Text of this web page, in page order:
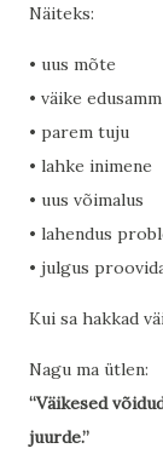
Näiteks:
• uus mõte
• väike edusamm
• parem tuju
• lahke inimene
• uus võimalus
• lahendus
• julgus
Kui sa hakkad
Nagu ma ütlen:
“Väikesed
juurde.”